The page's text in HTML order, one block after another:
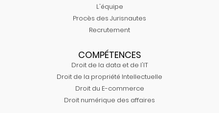
L'équipe
Procès des Jurisnautes
Recrutement
COMPÉTENCES
Droit de la data et de l'IT
Droit de la propriété Intellectuelle
Droit du E-commerce
Droit numérique des affaires